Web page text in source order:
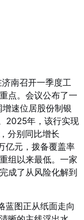
南召开一季度工
点。会议公布了一
速位居股份制银
2025年，该行实现
分别同比增长
亿元，拨备覆盖率
组以来最低。一家
成了从风险化解到
蓝图正从纸面走向